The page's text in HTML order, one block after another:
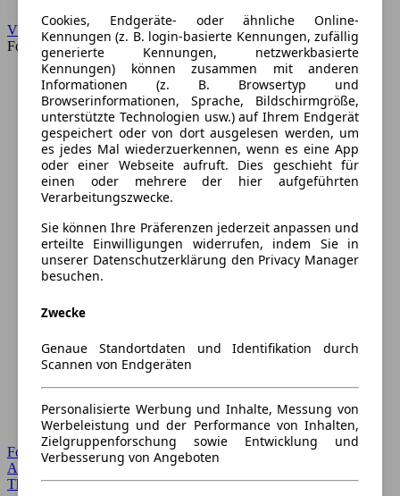
VW
Forum
Forum Startseite
Alle Auto-Foren
Themen-Forum
Cookies, Endgeräte- oder ähnliche Online-
Kennungen (z. B. login-basierte Kennungen, zufällig
generierte Kennungen, netzwerkbasierte
Kennungen) können zusammen mit anderen
Informationen (z. B. Browsertyp und
Browserinformationen, Sprache, Bildschirmgröße,
unterstützte Technologien usw.) auf Ihrem Endgerät
gespeichert oder von dort ausgelesen werden, um
es jedes Mal wiederzuerkennen, wenn es eine App
oder einer Webseite aufruft. Dies geschieht für
einen oder mehrere der hier aufgeführten
Verarbeitungszwecke.
Sie können Ihre Präferenzen jederzeit anpassen und
erteilte Einwilligungen widerrufen, indem Sie in
unserer Datenschutzerklärung den Privacy Manager
besuchen.
Zwecke
Genaue Standortdaten und Identifikation durch
Scannen von Endgeräten
Personalisierte Werbung und Inhalte, Messung von
Werbeleistung und der Performance von Inhalten,
Zielgruppenforschung sowie Entwicklung und
Verbesserung von Angeboten